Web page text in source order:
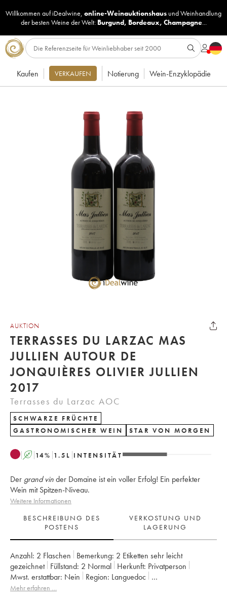
Willkommen auf iDealwine, online-Weinauktionshaus undWeinhandlung
der besten Weine der Welt: Burgund, Bordeaux, Champagne...
Kaufen VERKAUFEN Notierung Wein-Enzyklopädie
AUKTION
TERRASSES DU LARZAC MAS
JULLIEN AUTOUR DE
JONQUIÈRES OLIVIER JULLIEN
2017
Terrasses du Larzac AOC
SCHWARZE FRÜCHTE
GASTRONOMISCHER WEIN
STAR VON MORGEN
A 14% 1.5 L INTENSITÄT
Der grand vinder Domaine ist ein voller Erfolg! Ein perfekter
Wein mit Spitzen-Niveau.
Weitere Informationen
BESCHREIBUNG DES
POSTENS
VERKOSTUNG UND
LAGERUNG
Anzahl: 2 Flaschen Bemerkung: 2 Etiketten sehr leicht
gezeichnet Füllstand: 2 Normal Herkunft:
privatperson
Mwst. erstattbar:
nein Region: Languedoc
Appellation: Terrasses du Larzac
Mehr erfahren …